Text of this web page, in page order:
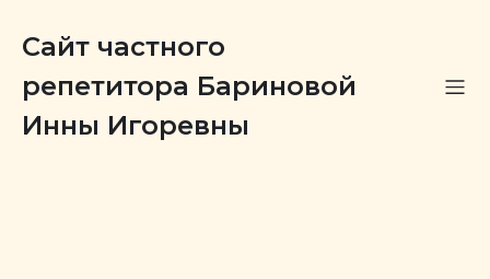
Сайт частного
репетитора Бариновой
Инны Игоревны